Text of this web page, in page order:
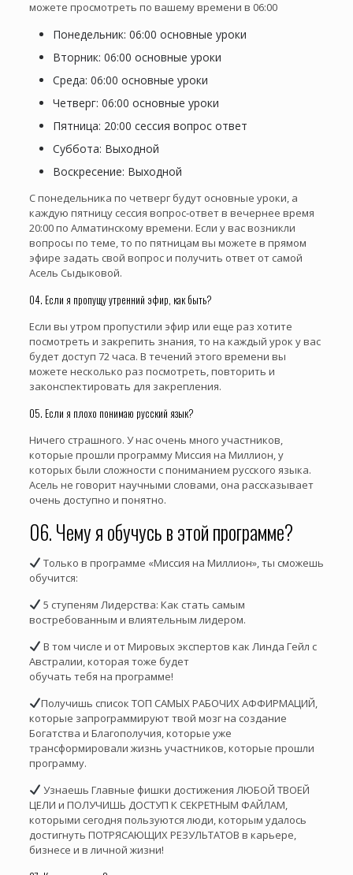
можете просмотреть по вашему времени в 06:00
Понедельник: 06:00 основные уроки
Вторник: 06:00 основные уроки
Среда: 06:00 основные уроки
Четверг: 06:00 основные уроки
Пятница: 20:00 сессия вопрос ответ
Суббота: Выходной
Воскресение: Выходной
С понедельника по четверг будут основные уроки, а
каждую пятницу сессия вопрос-ответ в вечернее время
20:00 по Алматинскому времени. Если у вас возникли
вопросы по теме, то по пятницам вы можете в прямом
эфире задать свой вопрос и получить ответ от самой
Асель Сыдыковой.
04. Если я пропущу утренний эфир, как быть?
Если вы утром пропустили эфир или еще раз хотите
посмотреть и закрепить знания, то на каждый урок у вас
будет доступ 72 часа. В течений этого времени вы
можете несколько раз посмотреть, повторить и
законспектировать для закрепления.
05. Если я плохо понимаю русский язык?
Ничего страшного. У нас очень много участников,
которые прошли программу Миссия на Миллион, у
которых были сложности с пониманием русского языка.
Асель не говорит научными словами, она рассказывает
очень доступно и понятно.
06. Чему я обучусь в этой программе?
Только в программе «Миссия на Миллион», ты сможешь
обучится:
5 ступеням Лидерства: Как стать самым
востребованным и влиятельным лидером.
В том числе и от Мировых экспертов как Линда Гейл с
Австралии, которая тоже будет
обучать тебя на программе!
Получишь список ТОП САМЫХ РАБОЧИХ АФФИРМАЦИЙ,
которые запрограммируют твой мозг на создание
Богатства и Благополучия, которые уже
трансформировали жизнь участников, которые прошли
программу.
Узнаешь Главные фишки достижения ЛЮБОЙ ТВОЕЙ
ЦЕЛИ и ПОЛУЧИШЬ ДОСТУП К СЕКРЕТНЫМ ФАЙЛАМ,
которыми сегодня пользуются люди, которым удалось
достигнуть ПОТРЯСАЮЩИХ РЕЗУЛЬТАТОВ в карьере,
бизнесе и в личной жизни!